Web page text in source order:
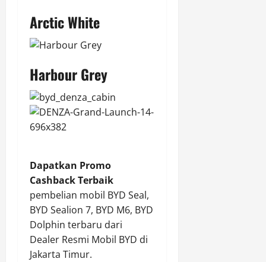
Arctic White
Harbour Grey
Dapatkan Promo
Cashback Terbaik
pembelian mobil BYD Seal,
BYD Sealion 7, BYD M6, BYD
Dolphin terbaru dari
Dealer Resmi Mobil BYD di
Jakarta Timur.